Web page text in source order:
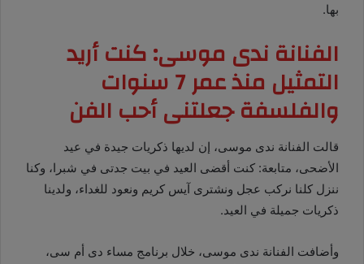
بها.
الفنانة ندى موسى: كنت أريد
التمثيل منذ عمر 7 سنوات
والفلسفة جعلتنى أحب الفن
قالت الفنانة ندى موسى، إن لديها ذكريات جيدة في عيد
الأضحى، متابعة: كنت أقضى العيد في بيت جدتى في شبرا، وكنا
ننزل كلنا نركب عجل ونشترى آيس كريم ونعود للغداء، ولدينا
ذكريات جميلة في العيد.
وأضافت الفنانة ندى موسى، خلال برنامج مساء دى أم سى،